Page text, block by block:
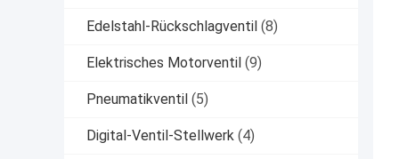
Edelstahl-Rückschlagventil (8)
Elektrisches Motorventil (9)
Pneumatikventil (5)
Digital-Ventil-Stellwerk (4)